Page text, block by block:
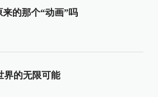
的那个“动画”吗
界的无限可能